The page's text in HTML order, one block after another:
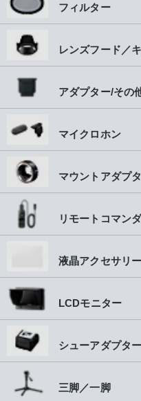
フィルター
レンズフード／
アダプター/その
マイクロホン
マウントアダプ
リモートコマン
液晶アクセサリー
LCDモニター
シューアダプター
三脚／一脚